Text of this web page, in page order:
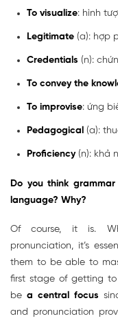
To visualize: hình
Legitimate (a): hợp
Credentials (n):
To convey the
To improvise: ứng
Pedagogical (a):
Proficiency (n): khả
Do you think
language? Why?
Of course, it is.
pronunciation, it’s
them to be able to
first stage of getting
be a central focus
and pronunciation